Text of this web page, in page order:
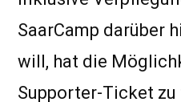
SaarCamp darüber
will, hat die
Supporter-Ticket zu